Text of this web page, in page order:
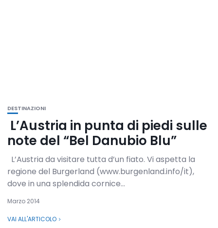
DESTINAZIONI
L’Austria in punta di piedi sulle
note del “Bel Danubio Blu”
L’Austria da visitare tutta d’un fiato. Vi aspetta la
regione del Burgerland (www.burgenland.info/it),
dove in una splendida cornice...
Marzo 2014
VAI ALL'ARTICOLO